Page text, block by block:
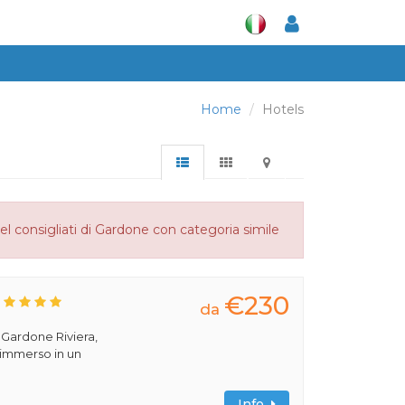
Home Hotels
consigliati di Gardone con categoria simile
Riviera,
in un
da €230